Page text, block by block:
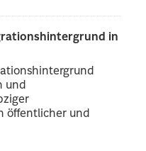
in
und
öffentlicher und